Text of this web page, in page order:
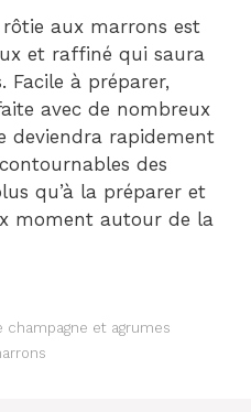
rôtie aux marrons est
et raffiné qui saura
Facile à préparer,
avec de nombreux
deviendra rapidement
des
qu’à la préparer et
moment autour de la
et agrumes